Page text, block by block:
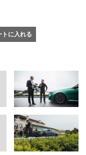
トに入れる